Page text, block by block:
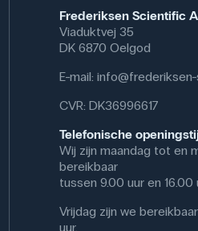
Frederiksen Scientific
Viaduktvej 35
DK 6870 Oelgod
E-mail:
CVR: DK36996617
Telefonische
Wij zijn maandag tot en
bereikbaar
tussen 9.00 uur en 16.00
Vrijdag zijn we
uur.